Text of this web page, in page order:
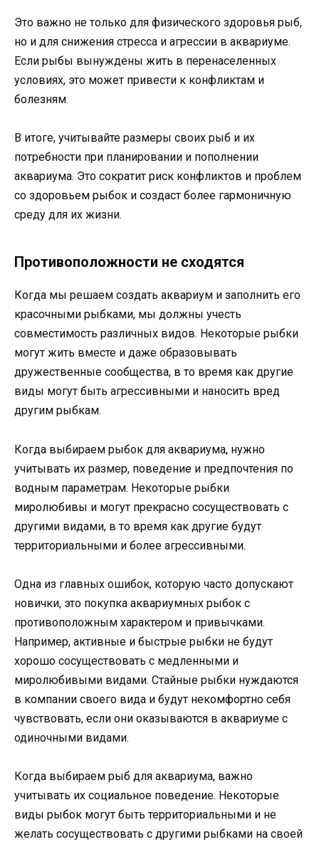
Это важно не только для физического здоровья рыб,
но и для снижения стресса и агрессии в аквариуме.
Если рыбы вынуждены жить в перенаселенных
условиях, это может привести к конфликтам и
болезням.
В итоге, учитывайте размеры своих рыб и их
потребности при планировании и пополнении
аквариума. Это сократит риск конфликтов и проблем
со здоровьем рыбок и создаст более гармоничную
среду для их жизни.
Противоположности не сходятся
Когда мы решаем создать аквариум и заполнить его
красочными рыбками, мы должны учесть
совместимость различных видов. Некоторые рыбки
могут жить вместе и даже образовывать
дружественные сообщества, в то время как другие
виды могут быть агрессивными и наносить вред
другим рыбкам.
Когда выбираем рыбок для аквариума, нужно
учитывать их размер, поведение и предпочтения по
водным параметрам. Некоторые рыбки
миролюбивы и могут прекрасно сосуществовать с
другими видами, в то время как другие будут
территориальными и более агрессивными.
Одна из главных ошибок, которую часто допускают
новички, это покупка аквариумных рыбок с
противоположным характером и привычками.
Например, активные и быстрые рыбки не будут
хорошо сосуществовать с медленными и
миролюбивыми видами. Стайные рыбки нуждаются
в компании своего вида и будут некомфортно себя
чувствовать, если они оказываются в аквариуме с
одиночными видами.
Когда выбираем рыб для аквариума, важно
учитывать их социальное поведение. Некоторые
виды рыбок могут быть территориальными и не
желать сосуществовать с другими рыбками на своей